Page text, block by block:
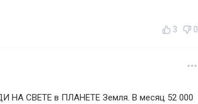
3 0
СВЕТЕ в ПЛАНЕТЕ Земля. В месяц 52 000